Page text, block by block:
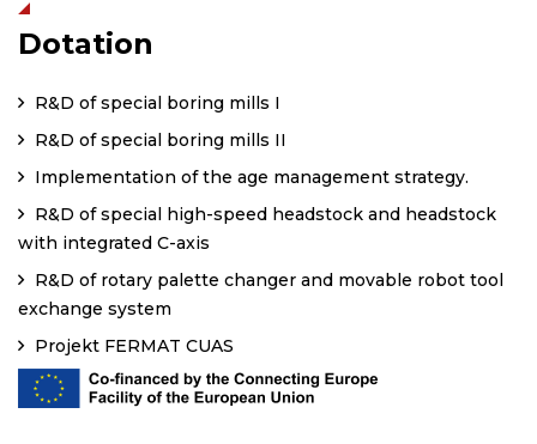
Dotation
R&D of special boring mills I
R&D of special boring mills II
Implementation of the age management strategy.
R&D of special high-speed headstock and headstock
with integrated C-axis
R&D of rotary palette changer and movable robot tool
exchange system
Projekt FERMAT CUAS